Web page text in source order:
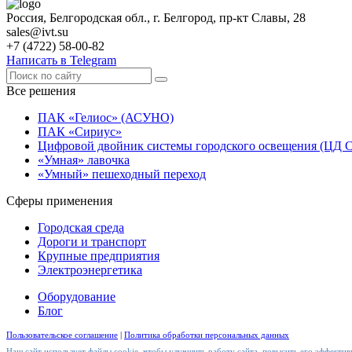
Россия, Белгородская обл., г. Белгород, пр-кт Славы, 28
sales@ivt.su
+7 (4722) 58-00-82
Написать в Telegram
Все решения
ПАК «Гелиос» (АСУНО)
ПАК «Сириус»
Цифровой двойник системы городского освещения (ЦД
«Умная» лавочка
«Умный» пешеходный переход
Сферы применения
Городская среда
Дороги и транспорт
Крупные предприятия
Электроэнергетика
Оборудование
Блог
Пользовательское соглашение
Политика обработки персональных данных